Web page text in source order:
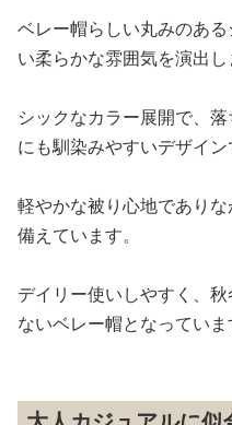
ベレー帽らしい丸みのあ
い柔らかな雰囲気を演出し
シックなカラー展開で、
にも馴染みやすいデザイン
軽やかな被り心地であり
備えています。
デイリー使いしやすく、
ないベレー帽となっていま